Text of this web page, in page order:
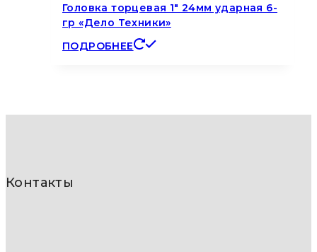
Головка торцевая 1″ 24мм ударная 6-
гр «Дело Техники»
ПОДРОБНЕЕ
Контакты